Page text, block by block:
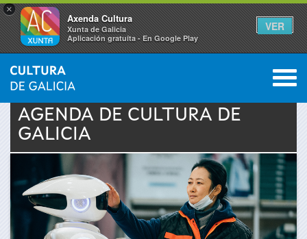
×
Axenda Cultura
Xunta de Galicia
Aplicación gratuíta - En Google Play
VER
Se
encuentra
aquí
INICIO › ACTUALIDAD 0
AGENDA DE CULTURA DE
GALICIA